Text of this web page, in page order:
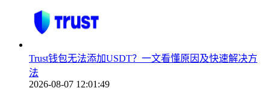
Trust钱包无法添加USDT？一文看懂原因及快速解决方
法
2026-08-07 12:01:49